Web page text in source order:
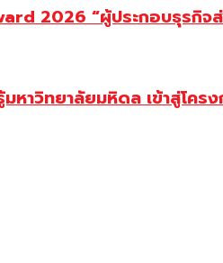
2026 “ผู้ประกอบธุร
าวิทยาลัยมหิดล เข้าสู่โคร